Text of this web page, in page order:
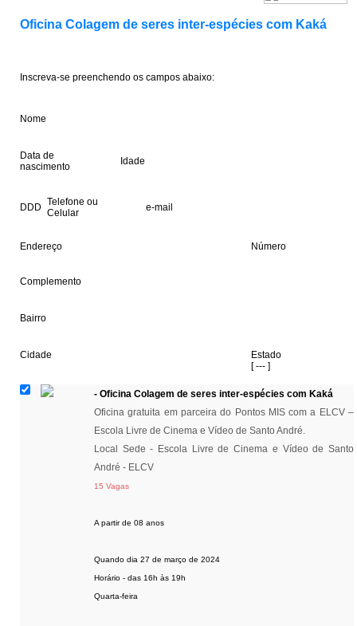
Oficina Colagem de seres inter-espécies com Kaká
Inscreva-se preenchendo os campos abaixo:
Nome
Data de
nascimento
Idade
DDD Telefone ou
Celular
e-mail
Endereço Número
Complemento
Bairro
Cidade Estado
[ --- ]
- Oficina Colagem de seres inter-espécies com Kaká
Oficina gratuita em parceira do Pontos MIS com a ELCV –
Escola Livre de Cinema e Vídeo de Santo André.
Local Sede - Escola Livre de Cinema e Vídeo de Santo
André - ELCV
15 Vagas
A partir de 08 anos
Quando dia 27 de março de 2024
Horário - das 16h às 19h
Quarta-feira